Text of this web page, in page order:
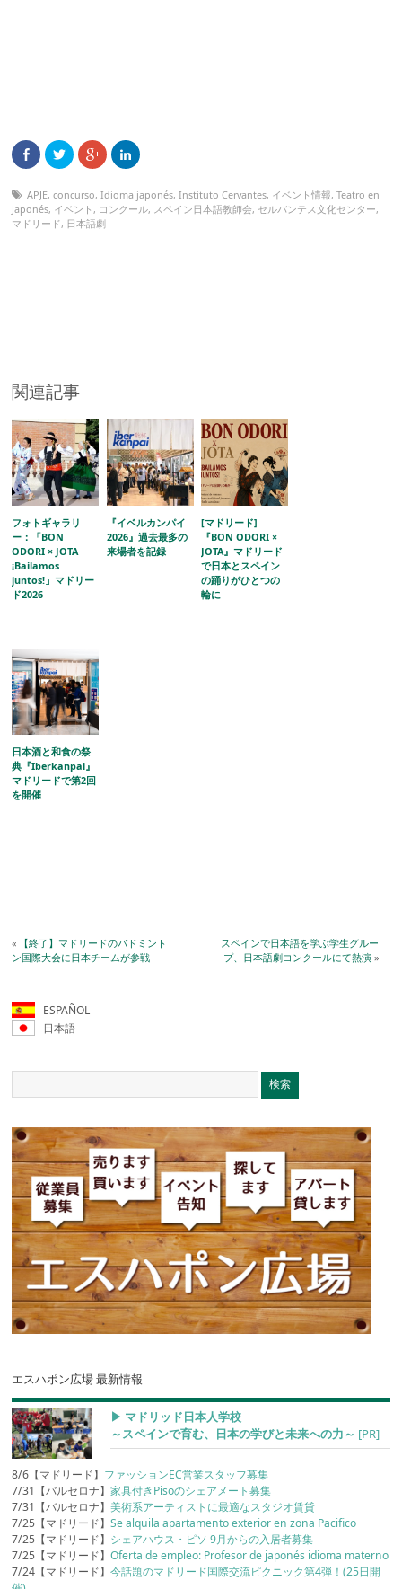
APJE,concurso,Idioma japonés,Instituto Cervantes, イベント情報,Teatro en
Japonés, イベント , コンクール, スペイン日本語教師会, セルバンテス文化センター,
マドリード, 日本語劇
関連記事
フォトギャラリ
ー：「BON
ODORI × JOTA
¡Bailamos
juntos!」マドリー
ド2026
『イベルカンパイ
2026』過去最多の
来場者を記録
[マドリード]
『BON ODORI ×
JOTA』マドリード
で日本とスペイン
の踊りがひとつの
輪に
日本酒と和食の祭
典『Iberkanpai』
マドリードで第2回
を開催
« 【終了】マドリードのバドミント
ン国際大会に日本チームが参戦
スペインで日本語を学ぶ学生グルー
プ、日本語劇コンクールにて熱演»
ESPAÑOL
日本語
エスハポン広場 最新情報
▶︎ マドリッド日本人学校
～スペインで育む、日本の学びと未来への力～ [PR]
8/6【マドリード】 ファッションEC営業スタッフ募集
7/31【バルセロナ】家具付きPisoのシェアメート募集
7/31【バルセロナ】美術系アーティストに最適なスタジオ賃貸
7/25【マドリード】Se alquila apartamento exterior en zona Pacifico
7/25【マドリード】 シェアハウス・ピソ 9月からの入居者募集
7/25【マドリード】Oferta de empleo: Profesor de japonés idioma materno
7/24【マドリード】今話題のマドリード国際交流ピクニック第4弾！(25日開